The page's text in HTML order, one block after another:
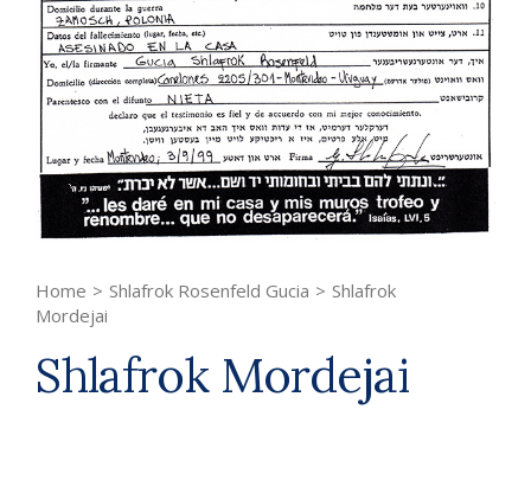
Home > Shlafrok Rosenfeld Gucia > Shlafrok
Mordejai
Shlafrok Mordejai